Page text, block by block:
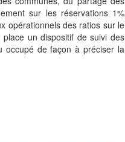
sur les réservations 1%
opérationnels des ratios sur le
un dispositif de suivi des
occupé de façon à préciser la